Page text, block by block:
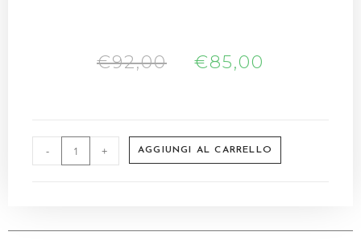
€92,00 €85,00
- + AGGIUNGI AL CARRELLO